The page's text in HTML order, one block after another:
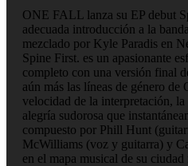
ONE FALL lanza su EP debut
adecuada introducción a la
mezclado por Kyle Paradis en
Spine First. es un apasionante
completo con una versión final
aún más las líneas de género
velocidad de la interpretación,
alegría sudorosa que
compuesto por Phill Hunt
McWilliams (voz y guitarra) y
en el mapa musical de su ciudad